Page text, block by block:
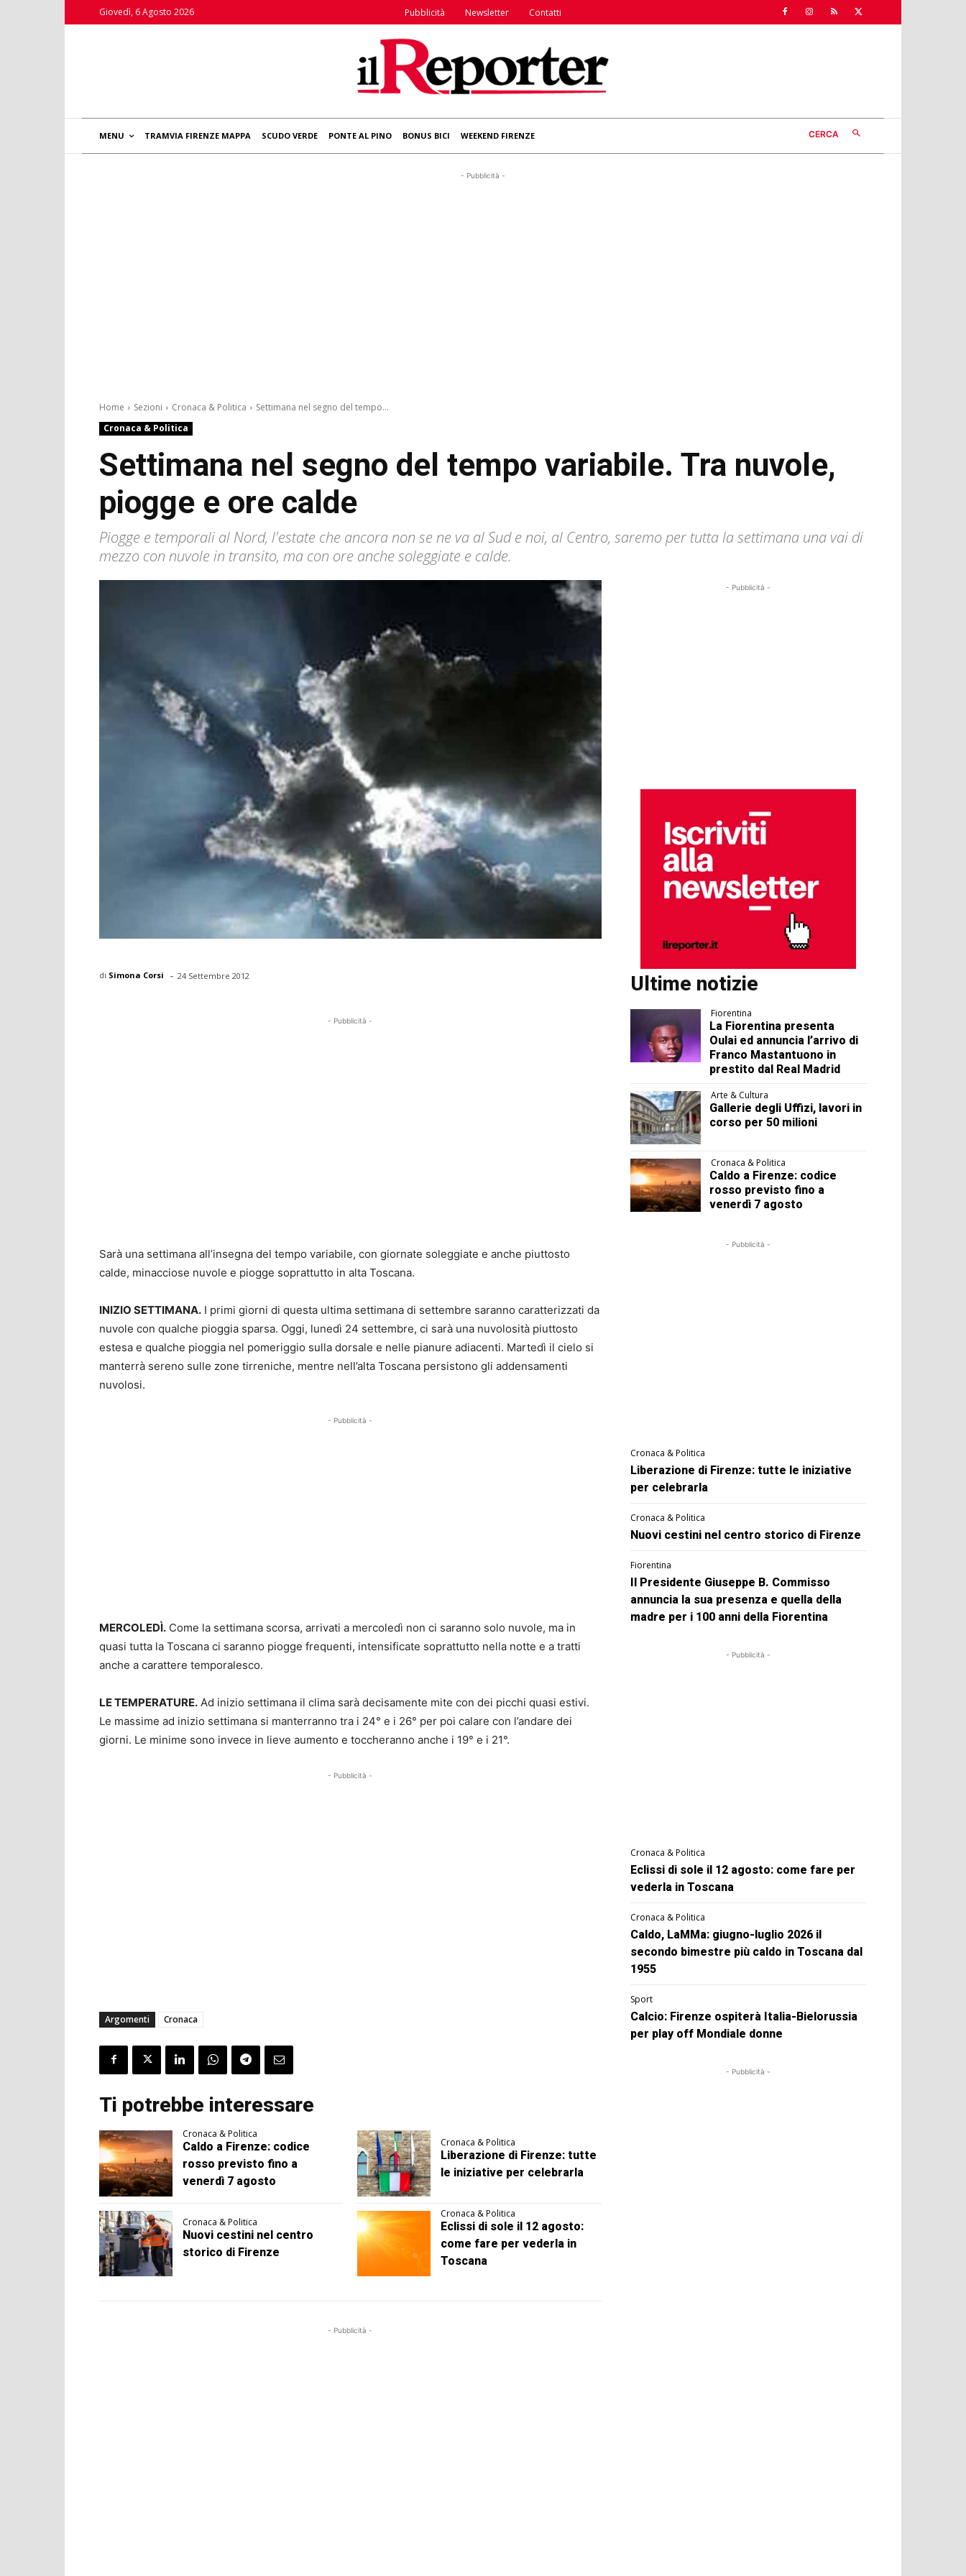
Giovedì, 6 Agosto 2026 Pubblicità Newsletter Contatti
MENU TRAMVIA FIRENZE MAPPA SCUDO VERDE PONTE AL PINO BONUS BICI WEEKEND FIRENZE CERCA
- Pubblicità -
Home Sezioni Cronaca & Politica
Settimana nel segno del tempo...
Cronaca & Politica
Settimana nel segno del tempo variabile. Tra nuvole,
piogge e ore calde
Piogge e temporali al Nord, l'estate che ancora non se ne va al Sud e noi, al Centro, saremo per tutta la settimana una vai di
mezzo con nuvole in transito, ma con ore anche soleggiate e calde.
di Simona Corsi - 24 Settembre 2012
- Pubblicità -
Sarà una settimana all’insegna del tempo variabile, con giornate soleggiate e anche piuttosto
calde, minacciose nuvole e piogge soprattutto in alta Toscana.
INIZIO SETTIMANA. I primi giorni di questa ultima settimana di settembre saranno caratterizzati da
nuvole con qualche pioggia sparsa. Oggi, lunedì 24 settembre, ci sarà una nuvolosità piuttosto
estesa e qualche pioggia nel pomeriggio sulla dorsale e nelle pianure adiacenti. Martedì il cielo si
manterrà sereno sulle zone tirreniche, mentre nell’alta Toscana persistono gli addensamenti
nuvolosi.
- Pubblicità -
MERCOLEDÌ. Come la settimana scorsa, arrivati a mercoledì non ci saranno solo nuvole, ma in
quasi tutta la Toscana ci saranno piogge frequenti, intensificate soprattutto nella notte e a tratti
anche a carattere temporalesco.
LE TEMPERATURE. Ad inizio settimana il clima sarà decisamente mite con dei picchi quasi estivi.
Le massime ad inizio settimana si manterranno tra i 24° e i 26° per poi calare con l’andare dei
giorni. Le minime sono invece in lieve aumento e toccheranno anche i 19° e i 21°.
- Pubblicità -
Argomenti Cronaca
Ti potrebbe interessare
Cronaca & Politica
Caldo a Firenze: codice
rosso previsto fino a
venerdì 7 agosto
Cronaca & Politica
Liberazione di Firenze: tutte
le iniziative per celebrarla
Cronaca & Politica
Nuovi cestini nel centro
storico di Firenze
Cronaca & Politica
Eclissi di sole il 12 agosto:
come fare per vederla in
Toscana
- Pubblicità -
- Pubblicità -
Ultime notizie
Fiorentina
La Fiorentina presenta
Oulai ed annuncia l’arrivo di
Franco Mastantuono in
prestito dal Real Madrid
Arte & Cultura
Gallerie degli Uffizi, lavori in
corso per 50 milioni
Cronaca & Politica
Caldo a Firenze: codice
rosso previsto fino a
venerdì 7 agosto
- Pubblicità -
Cronaca & Politica
Liberazione di Firenze: tutte le iniziative
per celebrarla
Cronaca & Politica
Nuovi cestini nel centro storico di Firenze
Fiorentina
Il Presidente Giuseppe B. Commisso
annuncia la sua presenza e quella della
madre per i 100 anni della Fiorentina
- Pubblicità -
Cronaca & Politica
Eclissi di sole il 12 agosto: come fare per
vederla in Toscana
Cronaca & Politica
Caldo, LaMMa: giugno-luglio 2026 il
secondo bimestre più caldo in Toscana dal
1955
Sport
Calcio: Firenze ospiterà Italia-Bielorussia
per play off Mondiale donne
- Pubblicità -